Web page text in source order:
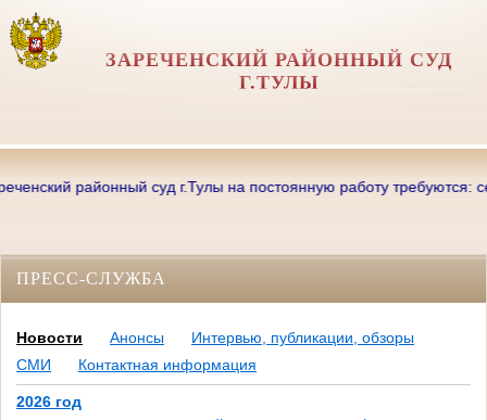
ЗАРЕЧЕНСКИЙ РАЙОННЫЙ СУД
Г.ТУЛЫ
районный суд г.Тулы на постоянную работу требуются:
ПРЕСС-СЛУЖБА
Новости Анонсы
Интервью, публикации, обзоры
СМИ
Контактная информация
2026 год